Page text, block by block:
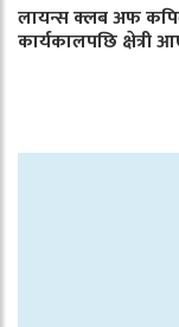
लायन्स क्लब अफ
कार्यकालपछि क्षेत्री